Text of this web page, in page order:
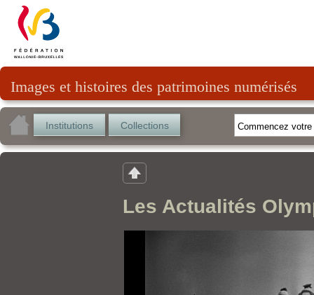
Images et histoires des patrimoines numérisés
Institutions Collections
Les Actualités